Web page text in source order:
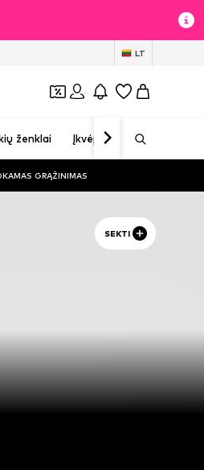
LT
ženklai Įkvėpimas
GRĄŽINIMAS
SEKTI